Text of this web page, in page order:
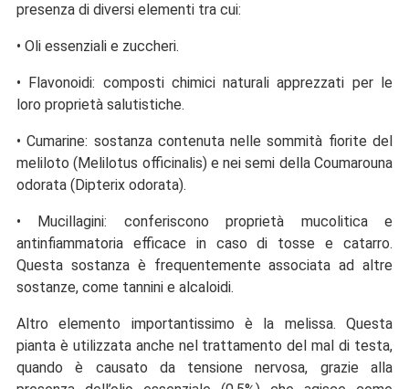
presenza di diversi elementi tra cui:
• Oli essenziali e zuccheri.
• Flavonoidi: composti chimici naturali apprezzati per le
loro proprietà salutistiche.
• Cumarine: sostanza contenuta nelle sommità fiorite del
meliloto (Melilotus officinalis) e nei semi della Coumarouna
odorata (Dipterix odorata).
• Mucillagini: conferiscono proprietà mucolitica e
antinfiammatoria efficace in caso di tosse e catarro.
Questa sostanza è frequentemente associata ad altre
sostanze, come tannini e alcaloidi.
Altro elemento importantissimo è la melissa. Questa
pianta è utilizzata anche nel trattamento del mal di testa,
quando è causato da tensione nervosa, grazie alla